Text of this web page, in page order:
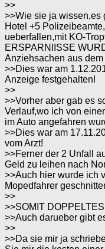
>>
>>Wie sie ja wissen,es
Hotel +5
ueberfallen,mit KO-
ERSPARNIISSE
Anziehsachen aus
>>Dies war am
Anzeige festgehalten!
>>
>>Vorher aber gab es
Verlauf,wo ich von
im Auto angefahren
>>Dies war am
vom Arzt!
>>Ferner der 2 Unfall
Geld zu leihen nach
>>Auch hier wurde ich
Mopedfahrer
>>
>>SOMIT
>>Auch darueber gibt
>>
>>Da sie mir ja